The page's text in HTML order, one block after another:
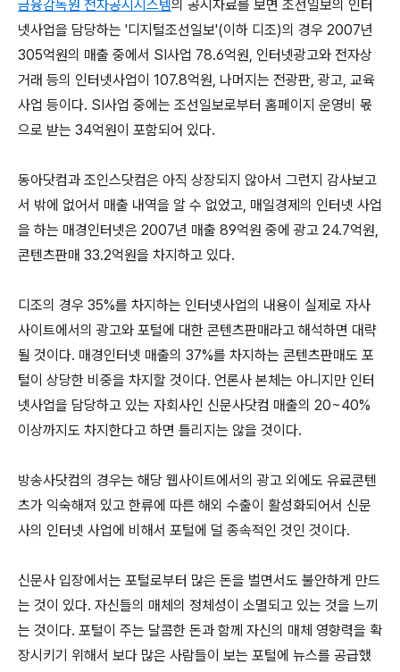
금융감독원 전자공시시스템의 공시자료를 보면 조선일보의 인터
넷사업을 담당하는 '디지털조선일보'(이하 디조)의 경우 2007년
305억원의 매출 중에서 SI사업 78.6억원, 인터넷광고와 전자상
거래 등의 인터넷사업이 107.8억원, 나머지는 전광판, 광고, 교육
사업 등이다. SI사업 중에는 조선일보로부터 홈페이지 운영비 몫
으로 받는 34억원이 포함되어 있다.
동아닷컴과 조인스닷컴은 아직 상장되지 않아서 그런지 감사보고
서 밖에 없어서 매출 내역을 알 수 없었고, 매일경제의 인터넷 사업
을 하는 매경인터넷은 2007년 매출 89억원 중에 광고 24.7억원,
콘텐츠판매 33.2억원을 차지하고 있다.
디조의 경우 35%를 차지하는 인터넷사업의 내용이 실제로 자사
사이트에서의 광고와 포털에 대한 콘텐츠판매라고 해석하면 대략
될 것이다. 매경인터넷 매출의 37%를 차지하는 콘텐츠판매도 포
털이 상당한 비중을 차지할 것이다. 언론사 본체는 아니지만 인터
넷사업을 담당하고 있는 자회사인 신문사닷컴 매출의 20~40%
이상까지도 차지한다고 하면 틀리지는 않을 것이다.
방송사닷컴의 경우는 해당 웹사이트에서의 광고 외에도 유료콘텐
츠가 익숙해져 있고 한류에 따른 해외 수출이 활성화되어서 신문
사의 인터넷 사업에 비해서 포털에 덜 종속적인 것인 것이다.
신문사 입장에서는 포털로부터 많은 돈을 벌면서도 불안하게 만드
는 것이 있다. 자신들의 매체의 정체성이 소멸되고 있는 것을 느끼
는 것이다. 포털이 주는 달콤한 돈과 함께 자신의 매체 영향력을 확
장시키기 위해서 보다 많은 사람들이 보는 포털에 뉴스를 공급했